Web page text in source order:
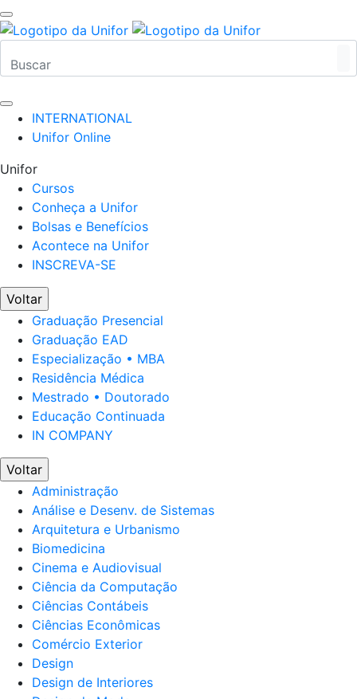
INTERNATIONAL
Unifor Online
Unifor
Cursos
Conheça a Unifor
Bolsas e Benefícios
Acontece na Unifor
INSCREVA-SE
Voltar
Graduação Presencial
Graduação EAD
Especialização • MBA
Residência Médica
Mestrado • Doutorado
Educação Continuada
IN COMPANY
Voltar
Administração
Análise e Desenv. de Sistemas
Arquitetura e Urbanismo
Biomedicina
Cinema e Audiovisual
Ciência da Computação
Ciências Contábeis
Ciências Econômicas
Comércio Exterior
Design
Design de Interiores